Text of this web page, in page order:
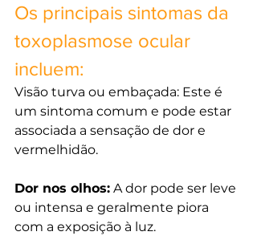
Os principais sintomas da
toxoplasmose ocular
incluem:
Visão turva ou embaçada: Este é
um sintoma comum e pode estar
associada a sensação de dor e
vermelhidão.
Dor nos olhos: A dor pode ser leve
ou intensa e geralmente piora
com a exposição à luz.